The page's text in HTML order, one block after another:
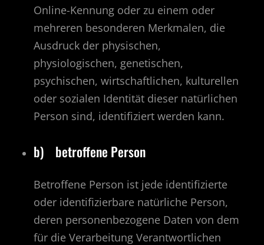
Online-Kennung oder zu einem oder
mehreren besonderen Merkmalen, die
Ausdruck der physischen,
physiologischen, genetischen,
psychischen, wirtschaftlichen, kulturellen
oder sozialen Identität dieser natürlichen
Person sind, identifiziert werden kann.
b) betroffene Person
Betroffene Person ist jede identifizierte
oder identifizierbare natürliche Person,
deren personenbezogene Daten von dem
für die Verarbeitung Verantwortlichen